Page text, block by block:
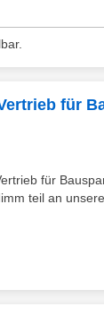
für
für
teil an